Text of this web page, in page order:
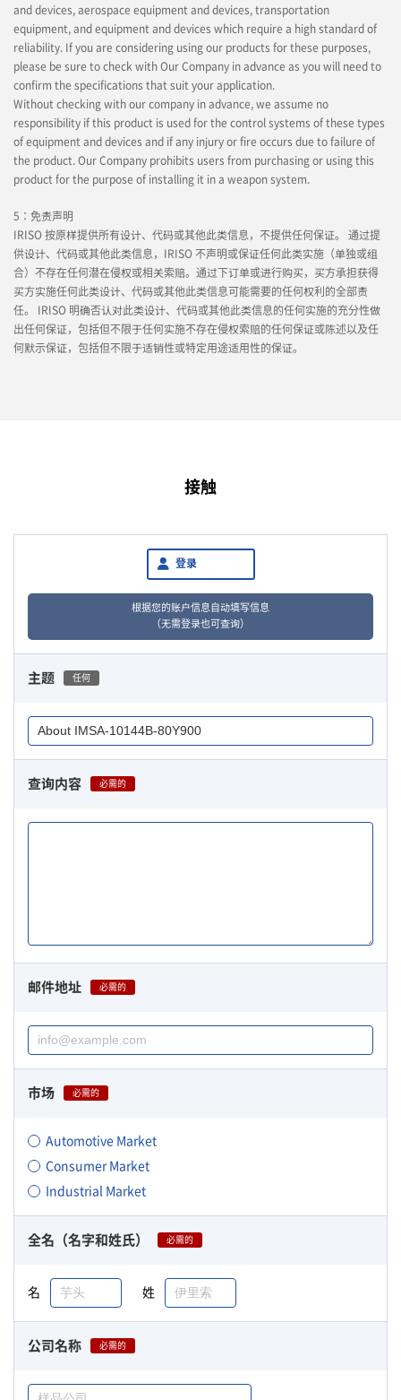
自动化连接器
IMSA-10144B-120Y900
High-Speed Transmission High heat-resistant
自动化连接器
and devices, aerospace equipment and devices, transportation
equipment, and equipment and devices which require a high standard of
reliability. If you are considering using our products for these purposes,
please be sure to check with Our Company in advance as you will need to
confirm the specifications that suit your application.
Without checking with our company in advance, we assume no
responsibility if this product is used for the control systems of these types
of equipment and devices and if any injury or fire occurs due to failure of
the product. Our Company prohibits users from purchasing or using this
product for the purpose of installing it in a weapon system.
5：免责声明
IRISO 按原样提供所有设计、代码或其他此类信息，不提供任何保证。 通过提
供设计、代码或其他此类信息，IRISO 不声明或保证任何此类实施（单独或组
合）不存在任何潜在侵权或相关索赔。通过下订单或进行购买，买方承担获得
买方实施任何此类设计、代码或其他此类信息可能需要的任何权利的全部责
任。 IRISO 明确否认对此类设计、代码或其他此类信息的任何实施的充分性做
出任何保证，包括但不限于任何实施不存在侵权索赔的任何保证或陈述以及任
何默示保证，包括但不限于适销性或特定用途适用性的保证。
接触
登录
根据您的账户信息自动填写信息
（无需登录也可查询）
主题 任何
查询内容 必需的
邮件地址 必需的
市场 必需的
Automotive Market
Consumer Market
Industrial Market
全名（名字和姓氏） 必需的
名 姓
公司名称 必需的